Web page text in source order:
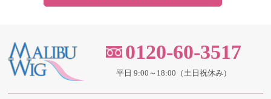
0120-60-3517
平日 9:00～18:00（土日祝休み）